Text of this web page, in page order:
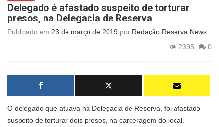
Delegado é afastado suspeito de torturar
presos, na Delegacia de Reserva
Publicado em 23 de março de 2019 por Redação Reserva News
2395
0
O delegado que atuava na Delegacia de Reserva, foi afastado
suspeito de torturar dois presos, na carceragem do local.